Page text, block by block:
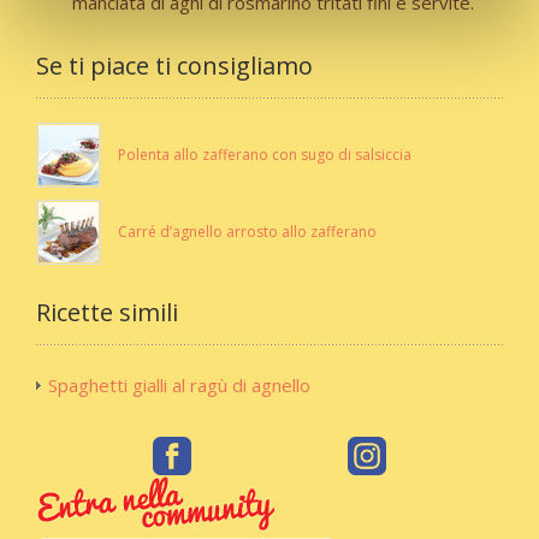
Se ti piace ti consigliamo
Polenta allo zafferano con sugo di salsiccia
Carré d’agnello arrosto allo zafferano
Ricette simili
Spaghetti gialli al ragù di agnello